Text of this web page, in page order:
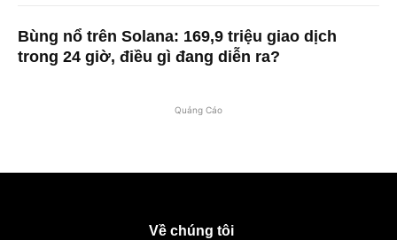
Bùng nổ trên Solana: 169,9 triệu giao dịch
trong 24 giờ, điều gì đang diễn ra?
Quảng Cáo
Về chúng tôi